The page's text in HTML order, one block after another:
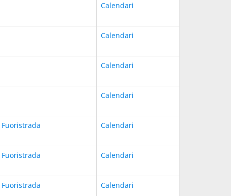
Calendari
Calendari
Calendari
Calendari
Fuoristrada Calendari
Fuoristrada Calendari
Fuoristrada Calendari